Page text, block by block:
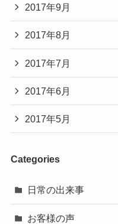
2017年9月
2017年8月
2017年7月
2017年6月
2017年5月
Categories
日常の出来事
お客様の声